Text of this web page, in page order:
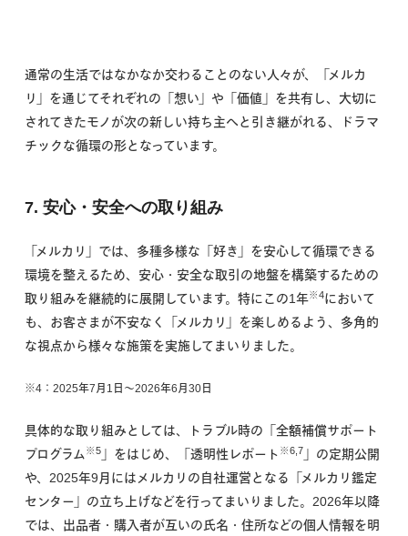
通常の生活ではなかなか交わることのない人々が、「メルカ
リ」を通じてそれぞれの「想い」や「価値」を共有し、大切に
されてきたモノが次の新しい持ち主へと引き継がれる、ドラマ
チックな循環の形となっています。
7. 安心・安全への取り組み
「メルカリ」では、多種多様な「好き」を安心して循環できる
環境を整えるため、安心・安全な取引の地盤を構築するための
取り組みを継続的に展開しています。特にこの1年※4において
も、お客さまが不安なく「メルカリ」を楽しめるよう、多角的
な視点から様々な施策を実施してまいりました。
※4：2025年7月1日〜2026年6月30日
具体的な取り組みとしては、トラブル時の「全額補償サポート
プログラム※5 」をはじめ、「透明性レポート ※6,7
」の定期公開
や、2025年9月にはメルカリの自社運営となる「メルカリ鑑定
センター」の立ち上げなどを行ってまいりました。2026年以降
では、出品者・購入者が互いの氏名・住所などの個人情報を明